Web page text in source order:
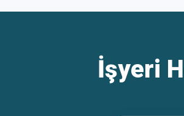
İşyeri